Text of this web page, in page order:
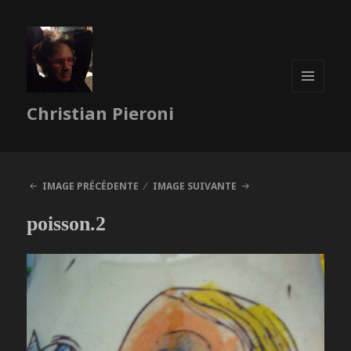
Christian Pieroni
IMAGE PRÉCÉDENTE IMAGE SUIVANTE
poisson.2